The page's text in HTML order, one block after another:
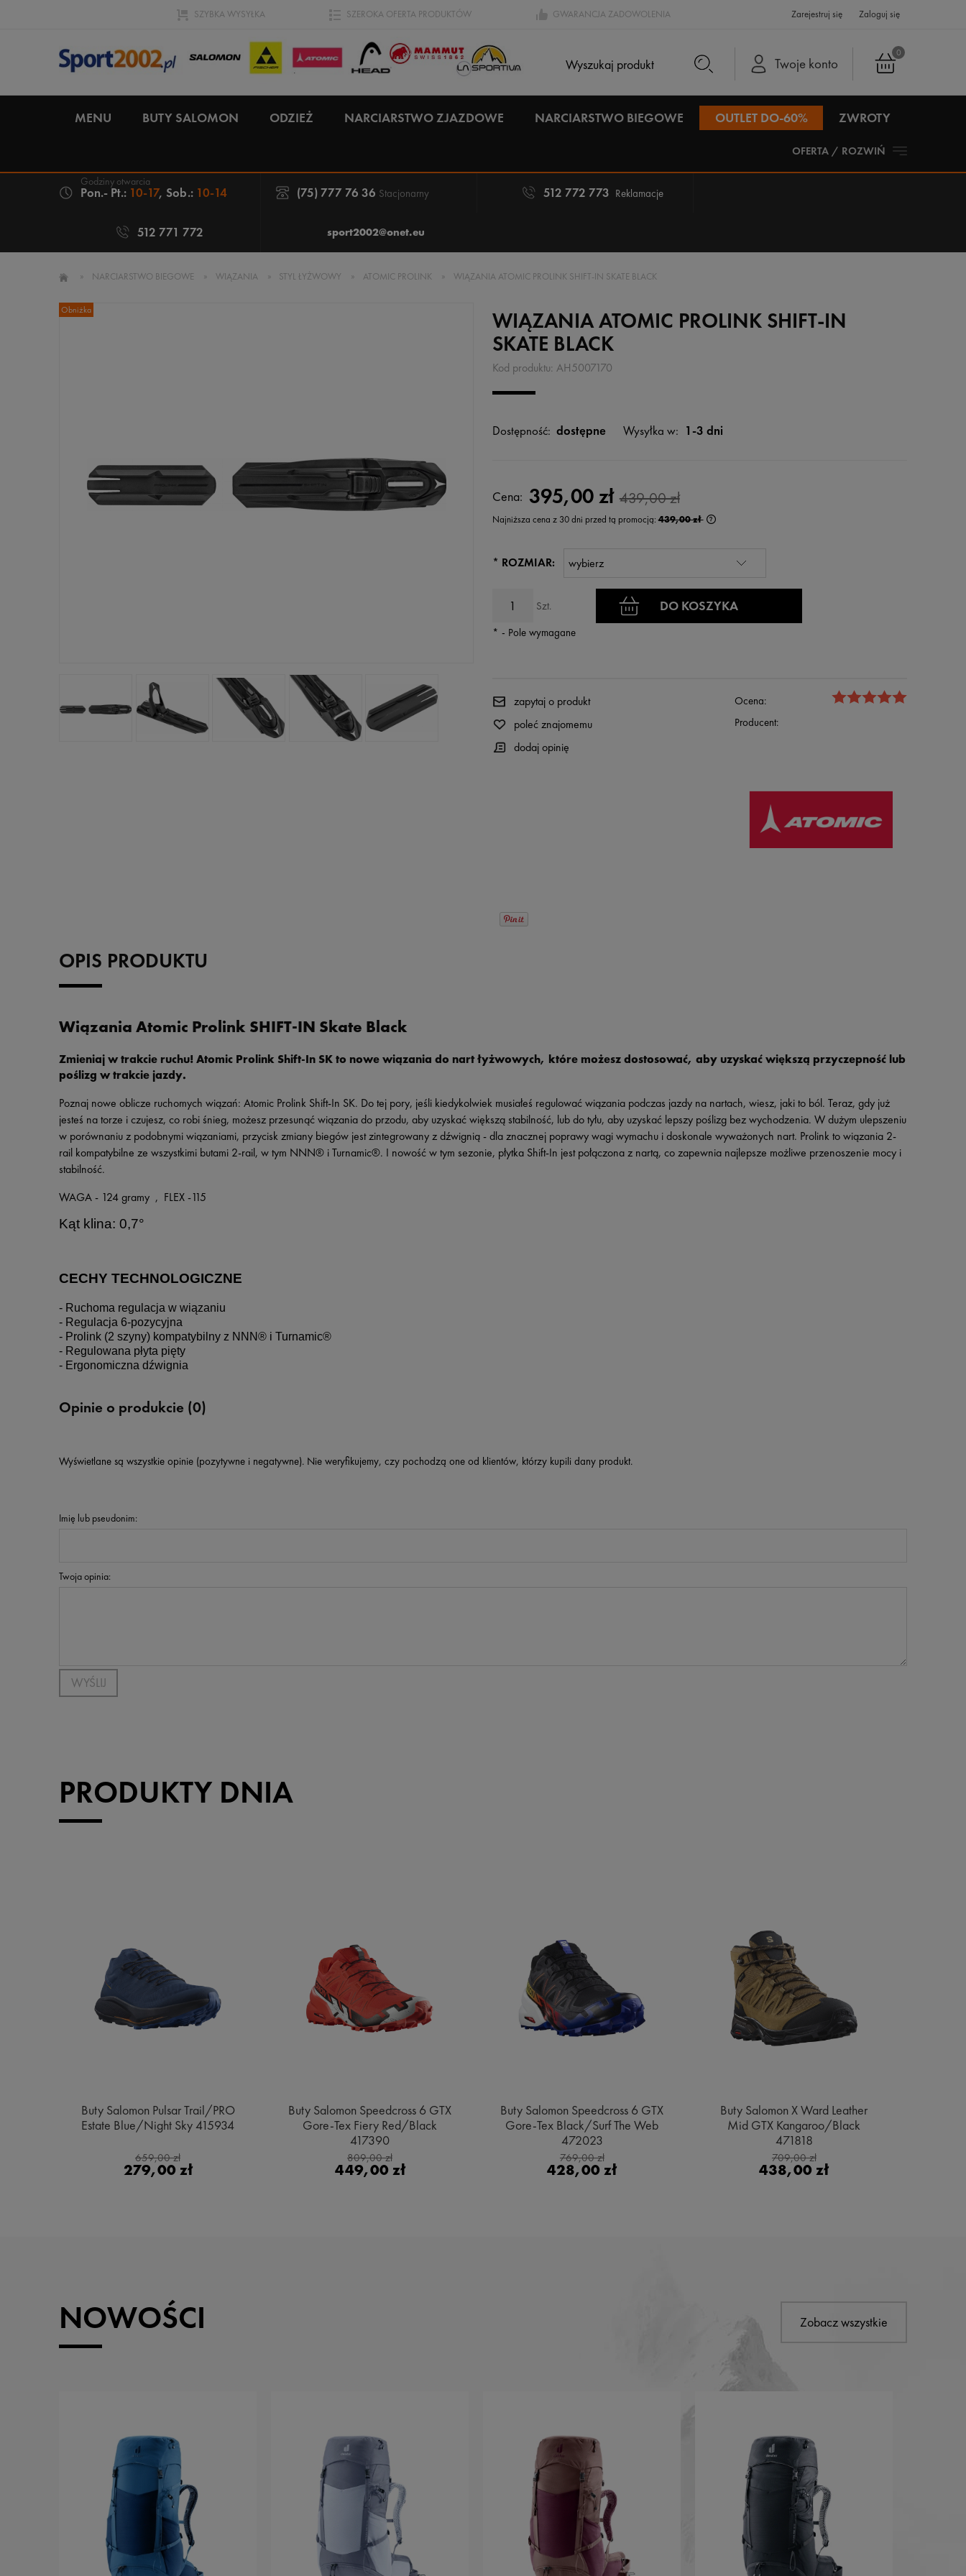
SZYBKA WYSYŁKA SZEROKA OFERTA PRODUKTÓW GWARANCJA ZADOWOLENIA Zarejestruj się Zaloguj się
0
Twoje konto
MENU BUTY SALOMON ODZIEŻ NARCIARSTWO ZJAZDOWE NARCIARSTWO BIEGOWE OUTLET DO-60% ZWROTY
OFERTA / ROZWIŃ
Pon.- Pt.: 10-17, Sob.: 10-14 (75) 777 76 36 Stacjonarny 512 772 773 Reklamacje
512 771 772 sport2002@onet.eu
» NARCIARSTWO BIEGOWE » WIĄZANIA » STYL ŁYŻWOWY » ATOMIC PROLINK » WIĄZANIA ATOMIC PROLINK SHIFT-IN SKATE BLACK
Obniżka
WIĄZANIA ATOMIC PROLINK SHIFT-IN
SKATE BLACK
Kod produktu: AH5007170
Dostępność: dostępne Wysyłka w: 1-3 dni
Cena: 395,00 zł 439,00 zł
Najniższa cena z 30 dni przed tą promocją:439,00 zł
wyświetlana jest najniższa cena od momentu,
* ROZMIAR:
Szt. DO KOSZYKA
* - Pole wymagane
Ocena:
Producent:
zapytaj o produkt
poleć znajomemu
dodaj opinię
OPIS PRODUKTU
Wiązania Atomic Prolink SHIFT-IN Skate Black
Zmieniaj w trakcie ruchu! Atomic Prolink Shift-In SK to nowe wiązania do nart łyżwowych, które możesz dostosować, aby uzyskać większą przyczepność lub
poślizg w trakcie jazdy.
Poznaj nowe oblicze ruchomych wiązań: Atomic Prolink Shift-In SK. Do tej pory, jeśli kiedykolwiek musiałeś regulować wiązania podczas jazdy na nartach, wiesz, jaki to ból. Teraz, gdy już
jesteś na torze i czujesz, co robi śnieg, możesz przesunąć wiązania do przodu, aby uzyskać większą stabilność, lub do tyłu, aby uzyskać lepszy poślizg bez wychodzenia. W dużym ulepszeniu
w porównaniu z podobnymi wiązaniami, przycisk zmiany biegów jest zintegrowany z dźwignią - dla znacznej poprawy wagi wymachu i doskonale wyważonych nart. Prolink to wiązania 2-
rail kompatybilne ze wszystkimi butami 2-rail, w tym NNN® i Turnamic®. I nowość w tym sezonie, płytka Shift-In jest połączona z nartą, co zapewnia najlepsze możliwe przenoszenie mocy i
stabilność.
WAGA - 124 gramy , FLEX -115
Kąt klina: 0,7°
CECHY TECHNOLOGICZNE
- Ruchoma regulacja w wiązaniu
- Regulacja 6-pozycyjna
- Prolink (2 szyny) kompatybilny z NNN® i Turnamic®
- Regulowana płyta pięty
- Ergonomiczna dźwignia
Opinie o produkcie (0)
Wyświetlane są wszystkie opinie (pozytywne i negatywne). Nie weryfikujemy, czy pochodzą one od klientów, którzy kupili dany produkt.
Imię lub pseudonim:
Twoja opinia:
WYŚLIJ
PRODUKTY DNIA
Buty Salomon Pulsar Trail/PRO
Estate Blue/Night Sky 415934
659,00 zł
279,00 zł
Buty Salomon Speedcross 6 GTX
Gore-Tex Fiery Red/Black
417390
809,00 zł
449,00 zł
Buty Salomon Speedcross 6 GTX
Gore-Tex Black/Surf The Web
472023
769,00 zł
428,00 zł
Buty Salomon X Ward Leather
Mid GTX Kangaroo/Black
471818
709,00 zł
438,00 zł
NOWOŚCI Zobacz wszystkie